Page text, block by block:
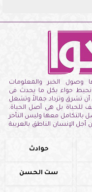
وصول الخبر والمعلومات
نحيط حواء بكل ما يحدث فى
أن تشرق وتزداد جمالاً وتشغل
للحياة بل هى أصل الحياة.
بالتكامل معها وليس التأخر
الإنسان الناطق بالعربية
حوادث
ست الحسن